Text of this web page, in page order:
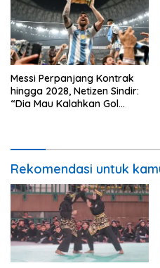
Messi Perpanjang Kontrak
hingga 2028, Netizen Sindir:
“Dia Mau Kalahkan Gol
Rekomendasi untuk